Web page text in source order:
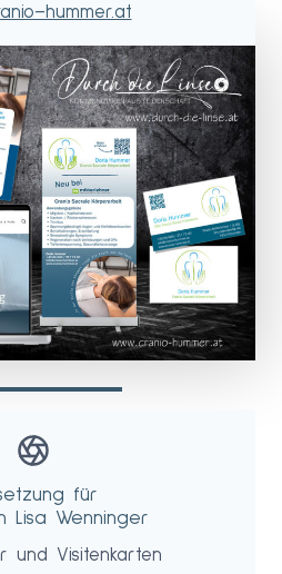
für
Lisa Wenninger
und Visitenkarten